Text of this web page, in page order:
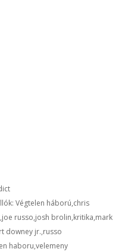
Végtelen háború chris
joe russo josh brolin kritika mark
downey jr. russo
haboru velemeny